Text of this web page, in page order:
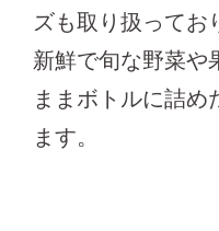
ズも取り扱ってお
新鮮で旬な野菜や
ままボトルに詰め
ます。